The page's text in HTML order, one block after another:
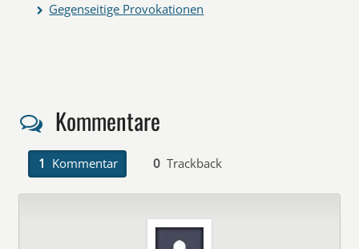
Gegenseitige Provokationen
Kommentare
1 Kommentar 0 Trackback